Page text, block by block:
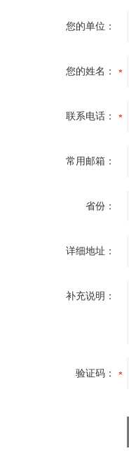
您的单位：
您的姓名：
联系电话：
常用邮箱：
省份：
详细地址：
补充说明：
验证码：